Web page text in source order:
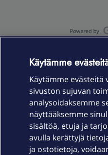
Laitteet & liittymät
Palvelut
Käytämme
Käytämme evästeitä
sivuston sujuvan
analysoidaksemme
näyttääksemme
sisältöä, etuja ja
avulla kerättyjä
ja ostotietoja,